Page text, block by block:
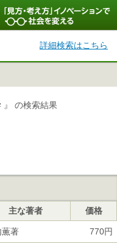
詳細検索はこちら
』 の検索結果
主な著者 価格
薫著 770円